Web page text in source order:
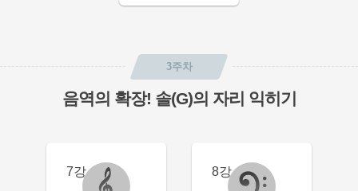
3주차
음역의 확장! 솔(G)의 자리 익히기
7강 8강